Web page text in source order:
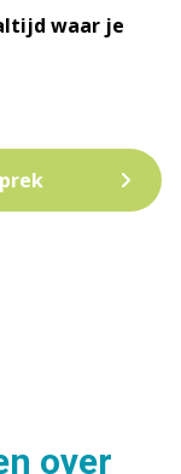
waar je
over